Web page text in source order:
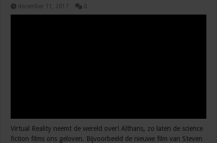
december 11, 2017 0
Virtual Reality neemt de wereld over! Althans, zo laten de science
fiction films ons geloven. Bijvoorbeeld de nieuwe film van Steven